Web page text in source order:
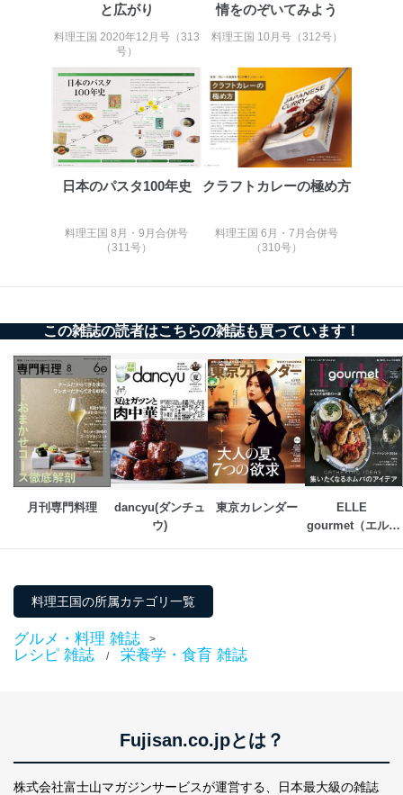
と広がり
料理王国 2020年12月号（313
号）
情をのぞいてみよう
料理王国 10月号（312号）
日本のパスタ100年史
料理王国 8月・9月合併号
（311号）
クラフトカレーの極め方
料理王国 6月・7月合併号
（310号）
この雑誌の読者はこちらの雑誌も買っています！
月刊専門料理
dancyu(ダンチュ
ウ)
東京カレンダー
ELLE
gourmet（エル・
料理王国の所属カテゴリ一覧
グルメ・料理 雑誌 >
レシピ 雑誌 / 栄養学・食育 雑誌
Fujisan.co.jpとは？
株式会社富士山マガジンサービスが運営する、
日本最大級の雑誌